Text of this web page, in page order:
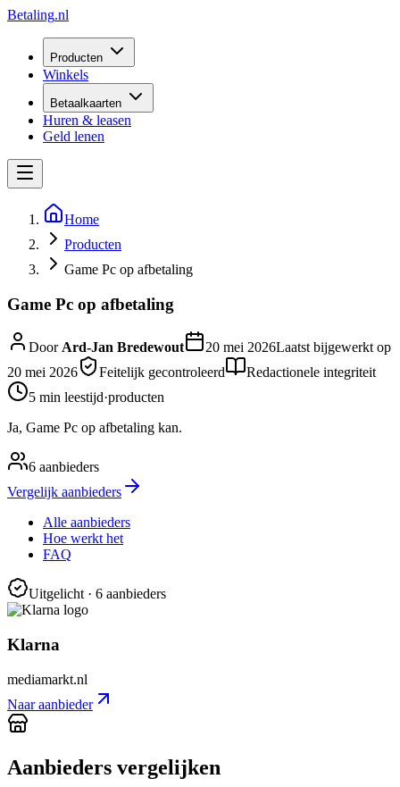
Betaling.nl
Producten
Winkels
Betaalkaarten
Huren & leasen
Geld lenen
Home
Producten
Game Pc op afbetaling
Game Pc op afbetaling
DoorArd-Jan Bredewout 20 mei 2026Laatst bijgewerkt op
20 mei 2026
Feitelijk gecontroleerd
Redactionele integriteit
5 min leestijd·producten
Ja, Game Pc op afbetaling kan.
6 aanbieders
Vergelijk aanbieders
Alle aanbieders
Hoe werkt het
FAQ
Uitgelicht· 6 aanbieders
Klarna
mediamarkt.nl
Naar aanbieder
Aanbieders vergelijken